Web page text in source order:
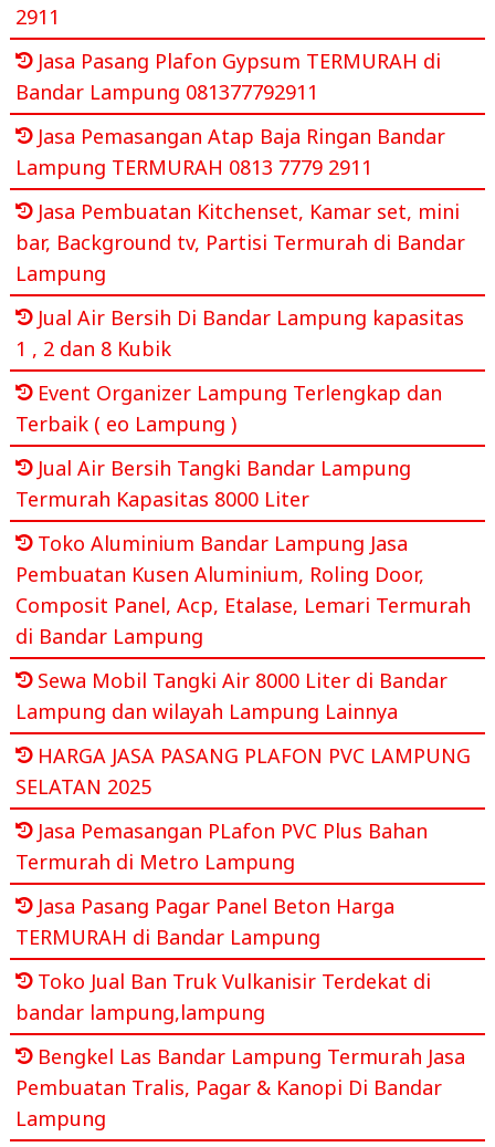
2911
Jasa Pasang Plafon Gypsum TERMURAH di
Bandar Lampung 081377792911
Jasa Pemasangan Atap Baja Ringan Bandar
Lampung TERMURAH 0813 7779 2911
Jasa Pembuatan Kitchenset, Kamar set, mini
bar, Background tv, Partisi Termurah di Bandar
Lampung
Jual Air Bersih Di Bandar Lampung kapasitas
1 , 2 dan 8 Kubik
Event Organizer Lampung Terlengkap dan
Terbaik ( eo Lampung )
Jual Air Bersih Tangki Bandar Lampung
Termurah Kapasitas 8000 Liter
Toko Aluminium Bandar Lampung Jasa
Pembuatan Kusen Aluminium, Roling Door,
Composit Panel, Acp, Etalase, Lemari Termurah
di Bandar Lampung
Sewa Mobil Tangki Air 8000 Liter di Bandar
Lampung dan wilayah Lampung Lainnya
HARGA JASA PASANG PLAFON PVC LAMPUNG
SELATAN 2025
Jasa Pemasangan PLafon PVC Plus Bahan
Termurah di Metro Lampung
Jasa Pasang Pagar Panel Beton Harga
TERMURAH di Bandar Lampung
Toko Jual Ban Truk Vulkanisir Terdekat di
bandar lampung,lampung
Bengkel Las Bandar Lampung Termurah Jasa
Pembuatan Tralis, Pagar & Kanopi Di Bandar
Lampung